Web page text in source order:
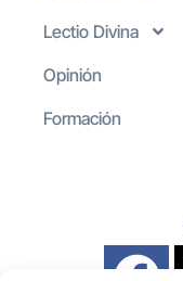
Lectio Divina
Opinión
Formación